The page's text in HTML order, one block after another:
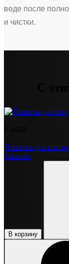
воде после
и чистки.
С
Лопатка для
Kamado
В корзину